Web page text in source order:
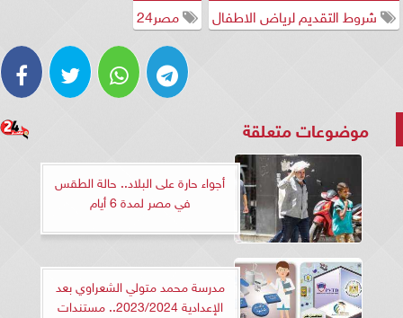
شروط التقديم لرياض الاطفال
مصر24
موضوعات متعلقة
أجواء حارة على البلاد.. حالة الطقس
في مصر لمدة 6 أيام
مدرسة محمد متولي الشعراوي بعد
الإعدادية 2023/2024.. مستندات